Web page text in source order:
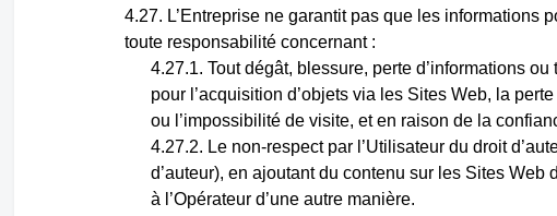
L’Entreprise ne garantit pas que les informations
toute responsabilité concernant :
Tout dégât, blessure, perte d’informations
pour l’acquisition d’objets via les Sites Web, la
ou l’impossibilité de visite, et en raison de la
Le non-respect par l’Utilisateur du droit
d’auteur), en ajoutant du contenu sur les Sites
à l’Opérateur d’une autre manière.